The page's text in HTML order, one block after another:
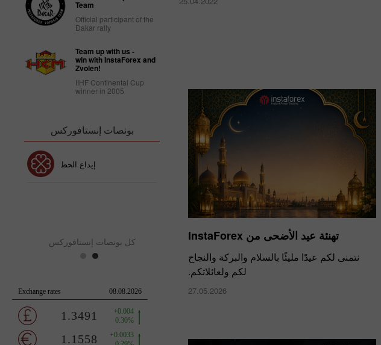
تهنئة عيد الأضحى من InstaForex
نتمنى لكم عيدًا مليئًا بالسلام والبركة والنجاح
لكم ولعائلاتكم.
27.05.2026
Team
Official participant of the
Dakar rally
Team up with us -
win with InstaForex and
Zvolen!
IIHF Continental Cup
winner in 2005
بونصات إنستافوركس
إيداع الحظ بونص 30٪
بونص نادي إنستافوركس
كل بونصات إنستافوركس